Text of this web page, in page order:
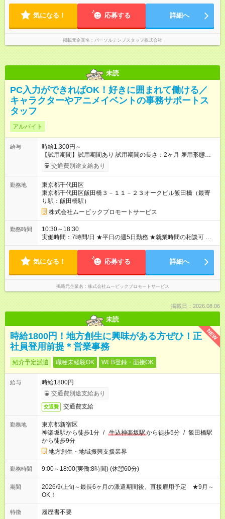
気になる！ 応募する 詳細へ
掲載元企業名 パーソルテンプスタッフ株式会社
未読
PC入力ができればOK！好きに囲まれて働ける／
キャラクターやアニメイベントの事務サポートス
タッフ
アルバイト
給与
時給1,300円～
【試用期間】試用期間あり 試用期間の長さ：2ヶ月 雇用形態、
給与は本採用時と同じです。
交通費別途支給あり
勤務地
東京都千代田区
東京都千代田区飯田橋３－１１－２３オークビル飯田橋（最寄
り駅：飯田橋駅）
株式会社ムービックプロモートサービス
勤務時間
10:30～18:30
実働時間：7時間/日 ★平日の週5日勤務 ★就業時間の相談可 勤
務時間は しっかり考慮しますので、 お気軽にご相談ください♪
気になる！ 応募する 詳細へ
掲載元企業名 株式会社ムービックプロモートサービス
掲載日：2026.08.06
未読
NEW
時給1800円！地方創生に興味がある方ぜひ！正
社員登用前提＊営業事務
紹介予定派遣 職種未経験OK WEB登録・面接OK
給与
時給1800円
交通費別途支給あり
交通費 交通費支給
勤務地
東京都新宿区
神楽坂駅から徒歩1分 / 牛込神楽坂駅から徒歩5分 / 飯田橋駅
から徒歩9分
地方創生・地域振興支援業界
勤務時間 9:00～18:00(実働:8時間) (休憩60分)
期間
2026/9/上旬～最長6ヶ月の派遣期間後、直接雇用予定 ★9月～
OK！
特徴 履歴書不要